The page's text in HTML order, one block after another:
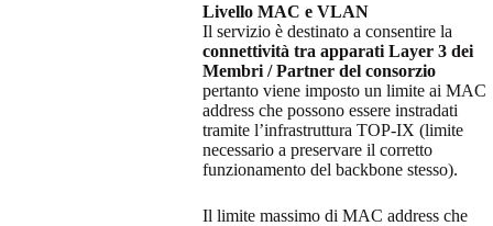
Livello MAC e VLAN
Il servizio è destinato a consentire la
connettività tra apparati Layer 3 dei
Membri / Partner del consorzio
pertanto viene imposto un limite ai MAC
address che possono essere instradati
tramite l’infrastruttura TOP-IX (limite
necessario a preservare il corretto
funzionamento del backbone stesso).
Il limite massimo di MAC address che